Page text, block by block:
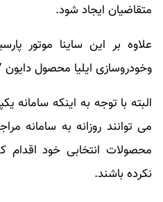
متقاضیان ایجاد شود.
وخودروسازی ایلیا محصول دایون Y7 را عرضه می کند.
البته با توجه به اینکه سامانه
می توانند روزانه به سامانه
محصولات انتخابی خود اقدام
نکرده باشند.